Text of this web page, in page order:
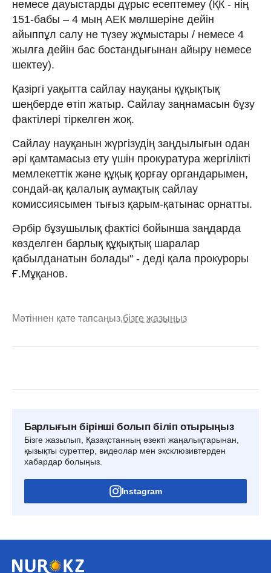
немесе дауыстарды дұрыс есептемеу (ҚК - нің
151-бабы – 4 мың АЕК мөлшеріне дейін
айыппұл салу не түзеу жұмыстары / немесе 4
жылға дейін бас бостандығынан айыру немесе
шектеу).
Қазіргі уақытта сайлау науқаны құқықтық
шеңберде өтіп жатыр. Сайлау заңнамасын бұзу
фактілері тіркелген жоқ.
Сайлау науқанын жүргізудің заңдылығын одан
әрі қамтамасыз ету үшін прокуратура жергілікті
мемлекеттік және құқық қорғау органдарымен,
сондай-ақ қалалық аумақтық сайлау
комиссиясымен тығыз қарым-қатынас орнатты.
Әрбір бұзушылық фактісі бойынша заңдарда
көзделген барлық құқықтық шаралар
қабылданатын болады" - деді қала прокуроры
Ғ.Мұқанов.
Мәтіннен қате тапсаңыз,бізге жазыңыз
Барлығын бірінші болып біліп отырыңыз
Бізге жазылып, Қазақстанның өзекті жаңалықтарынан,
қызықты суреттер, видеолар мен эксклюзивтерден
хабардар болыңыз.
Instagram